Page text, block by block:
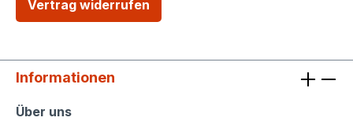
Vertrag widerrufen
Informationen
Informationen
Über uns